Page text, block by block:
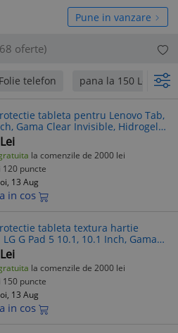
Pune in vanzare
oferte)
Folie telefon pana la 150 Lei
tableta pentru Lenovo Tab,
Gama Clear Invisible, Hidrogel,
Instalare acasa, Premium,
Lei
la comenzile de 2000 lei
120 puncte
13 Aug
in cos
tableta textura hartie
G Pad 5 10.1, 10.1 Inch, Gama
Pentru scris si desenat,
Hidrogel, Silicon
Lei
la comenzile de 2000 lei
150 puncte
13 Aug
in cos